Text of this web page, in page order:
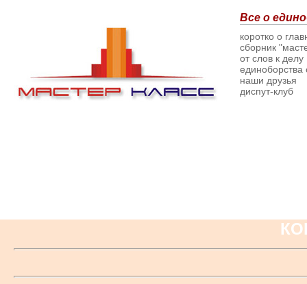
Все о
коротко о
сборник
от слов к делу
наши друзья
диспут-клуб